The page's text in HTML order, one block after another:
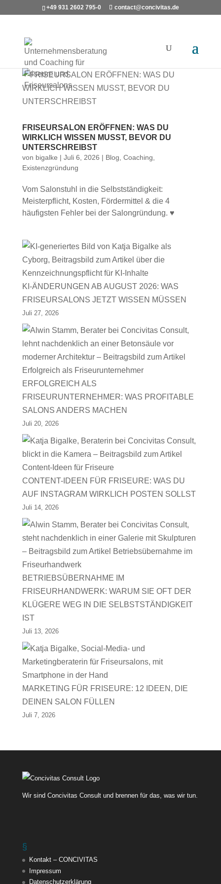
+49 931 2602 795-0 contact@concivitas.de
FRISEURSALON ERÖFFNEN: WAS DU
WIRKLICH WISSEN MUSST, BEVOR DU
UNTERSCHREIBST
von bigalke | Juli 6, 2026 | Blog Coaching
Existenzgründung
Vom Salonstuhl in die Selbstständigkeit:
Meisterpflicht, Kosten, Fördermittel & die 4
häufigsten Fehler bei der Salongründung. ♥
KI-ÄNDERUNGEN AB AUGUST 2026: WAS
FRISEURSALONS JETZT WISSEN MÜSSEN
Juli 27, 2026
ERFOLGREICH ALS
FRISEURUNTERNEHMER: WAS PROFITABLE
SALONS ANDERS MACHEN
Juli 20, 2026
CONTENT-IDEEN FÜR FRISEURE: WAS DU
AUF INSTAGRAM WIRKLICH POSTEN SOLLST
Juli 14, 2026
BETRIEBSÜBERNAHME IM
FRISEURHANDWERK: WARUM SIE OFT DER
KLÜGERE WEG IN DIE SELBSTSTÄNDIGKEIT
IST
Juli 13, 2026
MARKETING FÜR FRISEURE: 12 IDEEN, DIE
DEINEN SALON FÜLLEN
Juli 7, 2026
Wir sind Concivitas Consult und brennen für das, was wir tun.
§
Kontakt – CONCIVITAS
Impressum
Datenschutzerklärung